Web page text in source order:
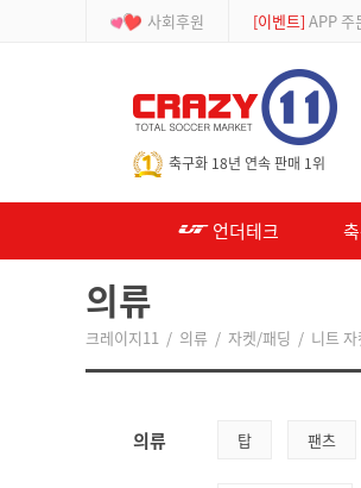
사회후원 [이벤트] APP 주
축구화 18년 연속 판매 1위
언더테크
의류
크레이지11 / 의류 / 자켓/패딩 / 니트 자
의류 탑 팬츠